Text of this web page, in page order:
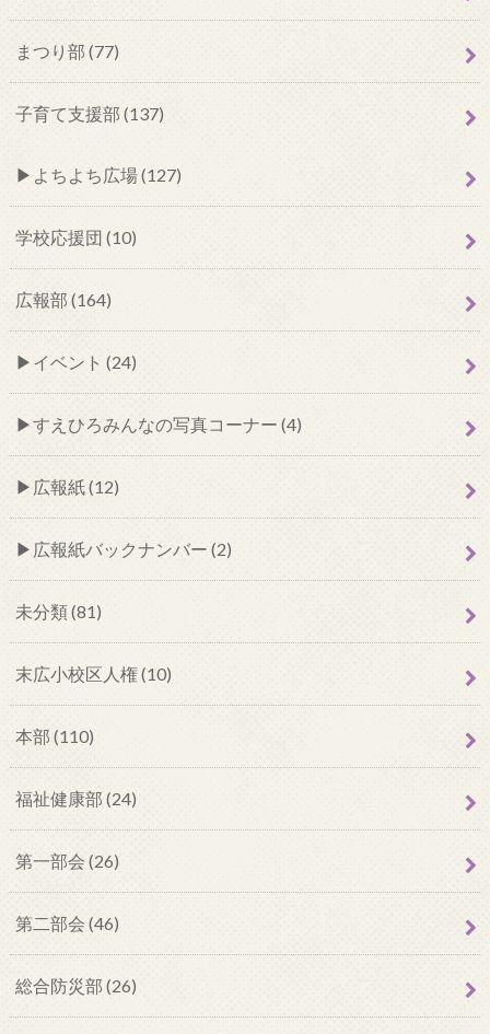
まつり部 (77)
子育て支援部 (137)
よちよち広場 (127)
学校応援団 (10)
広報部 (164)
イベント (24)
すえひろみんなの写真コーナー (4)
広報紙 (12)
広報紙バックナンバー (2)
未分類 (81)
末広小校区人権 (10)
本部 (110)
福祉健康部 (24)
第一部会 (26)
第二部会 (46)
総合防災部 (26)